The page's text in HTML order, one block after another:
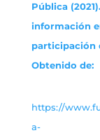
Pública
información
participación
Obtenido de:
https://
a-